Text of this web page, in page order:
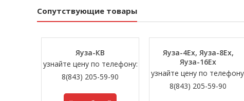
Сопутствующие товары
Яуза-КВ
узнайте цену по телефону:
8(843) 205-59-90
Яуза-4Ех, Яуза-8Ех,
Яуза-16Ех
узнайте цену по
8(843) 205-59-90